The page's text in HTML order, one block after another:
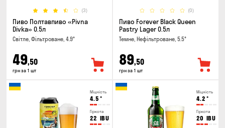
(3)
Пиво Полтавпиво «Pivna
Divka» 0.5л
Світле, Фільтроване, 4.9°
49,50
грн за 1 шт
(0)
Пиво Forever Black Queen
Pastry Lager 0.5л
Темне, Нефільтроване, 5.5°
89,50
грн за 1 шт
Міцність
4.5 °
Гіркота
22 IBU
Міцність
4.2 °
Гіркота
20 IBU